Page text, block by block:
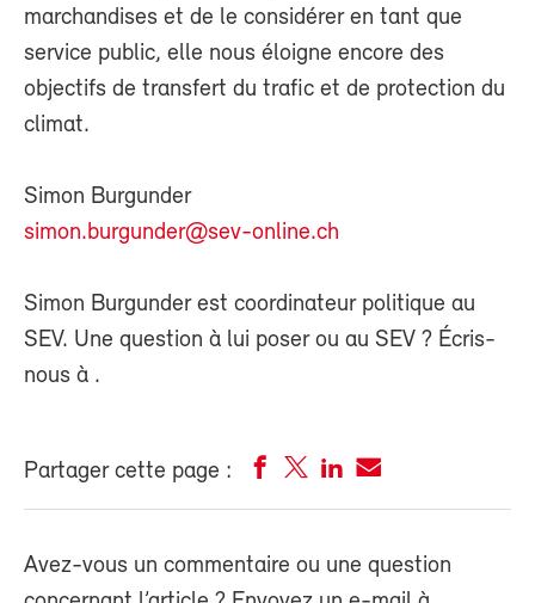
marchandises et de le considérer en tant que
service public, elle nous éloigne encore des
objectifs de transfert du trafic et de protection du
climat.
Simon Burgunder
simon.burgunder@sev-online.ch
Simon Burgunder est coordinateur politique au
SEV. Une question à lui poser ou au SEV ? Écris-
nous à .
Partager cette page :
Avez-vous un commentaire ou une question